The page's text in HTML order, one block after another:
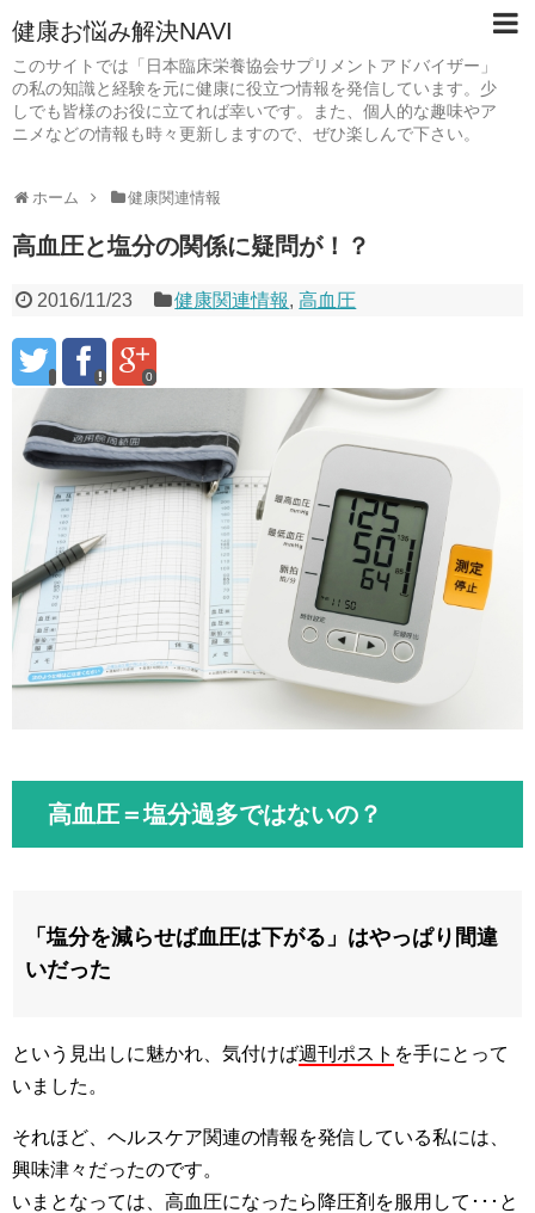
健康お悩み解決NAVI
このサイトでは「日本臨床栄養協会サプリメントアドバイザー」
の私の知識と経験を元に健康に役立つ情報を発信しています。少
しでも皆様のお役に立てれば幸いです。また、個人的な趣味やア
ニメなどの情報も時々更新しますので、ぜひ楽しんで下さい。
ホーム 健康関連情報
高血圧と塩分の関係に疑問が！？
2016/11/23 健康関連情報,高血圧
0
高血圧＝塩分過多ではないの？
「塩分を減らせば血圧は下がる」はやっぱり間違
いだった
という見出しに魅かれ、気付けば週刊ポスト を手にとって
いました。
それほど、ヘルスケア関連の情報を発信している私には、
興味津々だったのです。
いまとなっては、高血圧になったら降圧剤を服用して･･･と